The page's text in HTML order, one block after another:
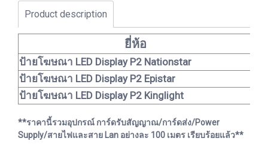
Product description
ยี่ห้อ
ป้ายโฆษณา LED Display P2 Nationstar
ป้ายโฆษณา LED Display P2 Epistar
ป้ายโฆษณา LED Display P2 Kinglight
**ราคานี้รวมอุปกรณ์ การ์ดรับสัญญาณ/การ์ดส่ง/Power
Supply/สายไฟและสาย Lan อย่างละ 100 เมตร เรียบร้อยแล้ว**